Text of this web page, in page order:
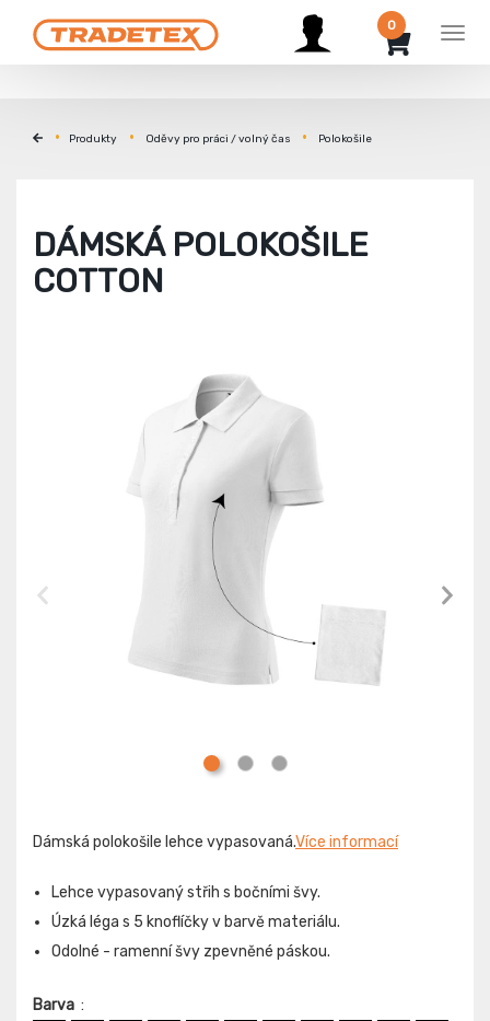
0
Produkty Oděvy pro práci / volný čas Polokošile
DÁMSKÁ POLOKOŠILE
COTTON
Dámská polokošile lehce vypasovaná.Více informací
Lehce vypasovaný střih s bočními švy.
Úzká léga s 5 knoflíčky v barvě materiálu.
Odolné - ramenní švy zpevněné páskou.
Barva :